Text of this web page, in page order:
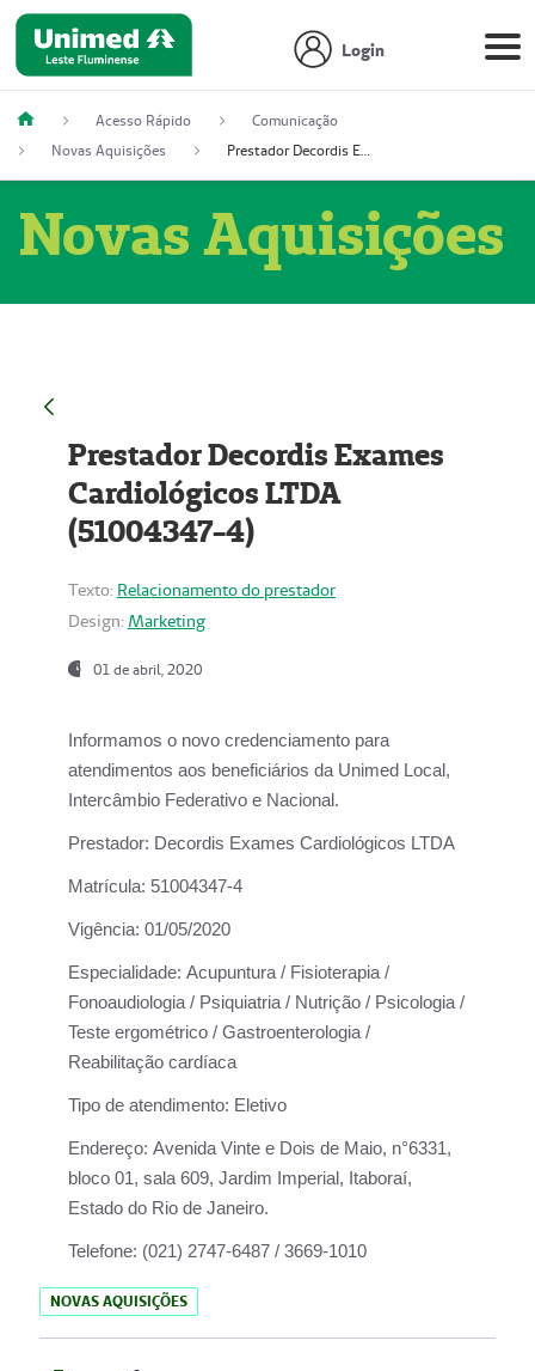
Login
Acesso Rápido
Comunicação
Novas Aquisições
Prestador Decordis Exames Cardiológicos LTDA (51004347-4)
Novas Aquisições
Prestador Decordis Exames
Cardiológicos LTDA
(51004347-4)
Texto: Relacionamento do prestador
Design: Marketing
01 de abril, 2020
Informamos o novo credenciamento para
atendimentos aos beneficiários da Unimed Local,
Intercâmbio Federativo e Nacional.
Prestador: Decordis Exames Cardiológicos LTDA
Matrícula: 51004347-4
Vigência: 01/05/2020
Especialidade: Acupuntura / Fisioterapia /
Fonoaudiologia / Psiquiatria / Nutrição / Psicologia /
Teste ergométrico / Gastroenterologia /
Reabilitação cardíaca
Tipo de atendimento: Eletivo
Endereço: Avenida Vinte e Dois de Maio, n°6331,
bloco 01, sala 609, Jardim Imperial, Itaboraí,
Estado do Rio de Janeiro.
Telefone: (021) 2747-6487 / 3669-1010
NOVAS AQUISIÇÕES